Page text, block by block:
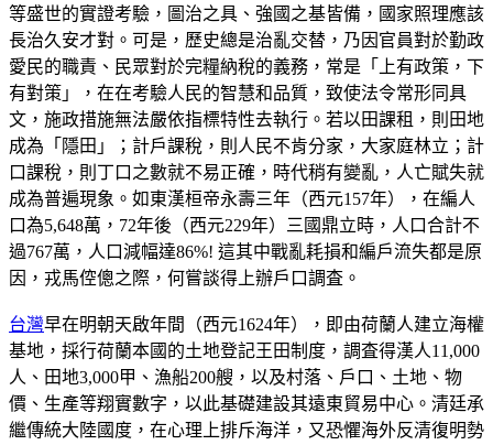
等盛世的實證考驗，圖治之具、強國之基皆備，國家照理應該
長治久安才對。可是，歷史總是治亂交替，乃因官員對於勤政
愛民的職責、民眾對於完糧納稅的義務，常是「上有政策，下
有對策」，在在考驗人民的智慧和品質，致使法令常形同具
文，施政措施無法嚴依指標特性去執行。若以田課租，則田地
成為「隱田」；計戶課稅，則人民不肯分家，大家庭林立；計
口課稅，則丁口之數就不易正確，時代稍有變亂，人亡賦失就
成為普遍現象。如東漢桓帝永壽三年（西元157年），在編人
口為5,648萬，72年後（西元229年）三國鼎立時，人口合計不
過767萬，人口減幅達86%! 這其中戰亂耗損和編戶流失都是原
因，戎馬倥傯之際，何嘗談得上辦戶口調査。
台灣早在明朝天啟年間（西元1624年），即由荷蘭人建立海權
基地，採行荷蘭本國的土地登記王田制度，調査得漢人11,000
人、田地3,000甲、漁船200艘，以及村落、戶口、土地、物
價、生產等翔實數字，以此基礎建設其遠東貿易中心。清廷承
繼傳統大陸國度，在心理上排斥海洋，又恐懼海外反清復明勢